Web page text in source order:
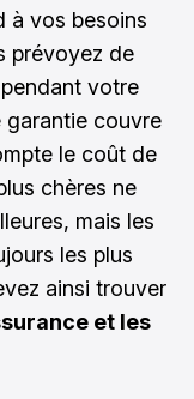
à vos besoins
prévoyez de
votre
couvre
le coût de
chères ne
mais les
les plus
ainsi trouver
et les